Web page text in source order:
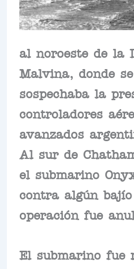
al noroeste de la
Malvina, donde se
sospechaba la
controladores
avanzados
Al sur de
el submarino
contra algún
operación fue
El submarino fue